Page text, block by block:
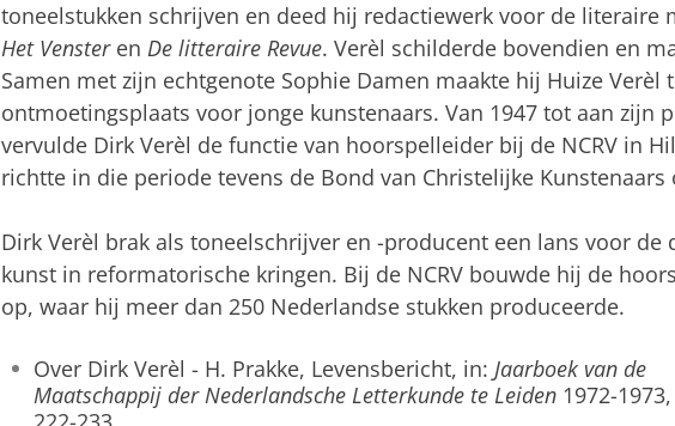
toneelstukken schrijven en deed hij redactiewerk voor de literaire
Het Vensteren De litteraire Revue. Verèl schilderde bovendien en
Samen met zijn echtgenote Sophie Damen maakte hij Huize Verèl
ontmoetingsplaats voor jonge kunstenaars. Van 1947 tot aan zijn
vervulde Dirk Verèl de functie van hoorspelleider bij de NCRV in
richtte in die periode tevens de Bond van Christelijke Kunstenaars
Dirk Verèl brak als toneelschrijver en -producent een lans voor de
kunst in reformatorische kringen. Bij de NCRV bouwde hij de
op, waar hij meer dan 250 Nederlandse stukken produceerde.
Over Dirk Verèl - H. Prakke, Levensbericht, in: Jaarboek van de
Maatschappij der Nederlandsche Letterkunde te Leiden1972-